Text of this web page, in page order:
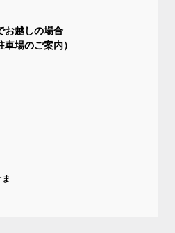
お越しの場合
車場のご案内）